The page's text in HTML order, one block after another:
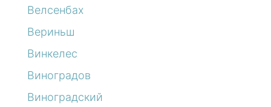
Велсенбах
Вериньш
Винкелес
Виноградов
Виноградский